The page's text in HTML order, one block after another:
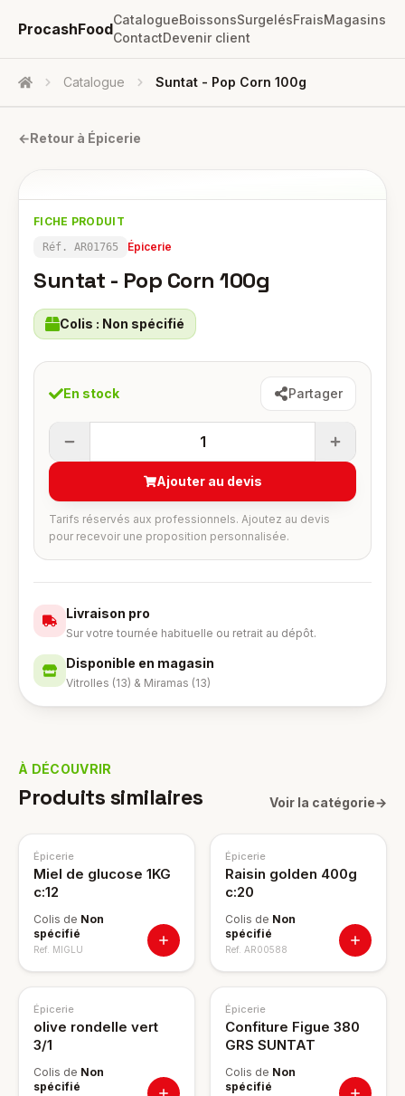
ProcashFood
CatalogueBoissonsSurgelésFraisMagasins
ContactDevenir client
Accueil Catalogue Suntat - Pop Corn 100g
←Retour à Épicerie
FICHE PRODUIT
Réf. AR01765 Épicerie
Suntat - Pop Corn 100g
Colis : Non spécifié
En stock Partager
1
Ajouter au devis
Tarifs réservés aux professionnels. Ajoutez au devis
pour recevoir une proposition personnalisée.
Livraison pro
Sur votre tournée habituelle ou retrait au dépôt.
Disponible en magasin
Vitrolles (13) & Miramas (13)
À DÉCOUVRIR
Produits similaires Voir la catégorie→
Épicerie
Miel de glucose 1KG
c:12
Colis de Non
spécifié
Ref. MIGLU
Épicerie
Raisin golden 400g
c:20
Colis de Non
spécifié
Ref. AR00588
Épicerie
olive rondelle vert
3/1
Colis de Non
spécifié
Épicerie
Confiture Figue 380
GRS SUNTAT
Colis de Non
spécifié